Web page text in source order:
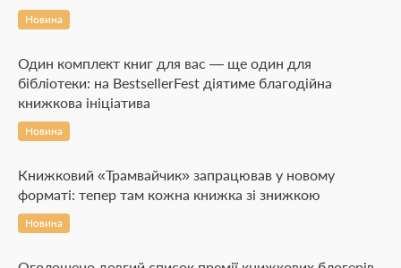
Новина
Один комплект книг для вас — ще один для
бібліотеки: на BestsellerFest діятиме благодійна
книжкова ініціатива
Новина
Книжковий «Трамвайчик» запрацював у новому
форматі: тепер там кожна книжка зі знижкою
Новина